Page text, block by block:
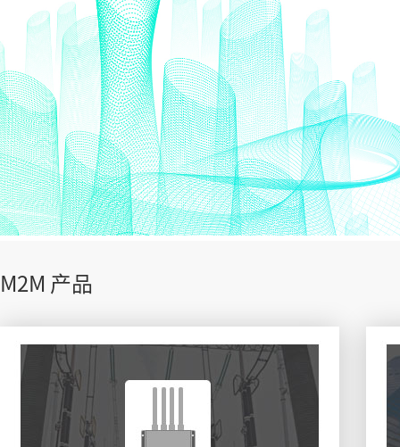
M2M 产品
车规4G/5G-CPE路由器